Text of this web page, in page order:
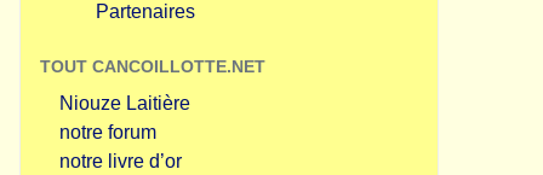
Partenaires
TOUT CANCOILLOTTE.NET
Niouze Laitière
notre forum
notre livre d’or